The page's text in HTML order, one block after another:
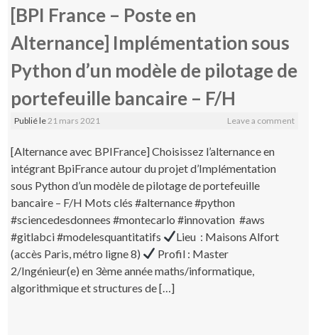
[BPI France – Poste en
Alternance] Implémentation sous
Python d’un modèle de pilotage de
portefeuille bancaire – F/H
Publié le 21 mars 2021 Leave a comment
[Alternance avec BPIFrance] Choisissez l’alternance en
intégrant BpiFrance autour du projet d’Implémentation
sous Python d’un modèle de pilotage de portefeuille
bancaire – F/H Mots clés #alternance #python
#sciencedesdonnees #montecarlo #innovation #aws
#gitlabci #modelesquantitatifs
Lieu : Maisons Alfort
(accès Paris, métro ligne 8)
Profil : Master
2/Ingénieur(e) en 3ème année maths/informatique,
algorithmique et structures de […]